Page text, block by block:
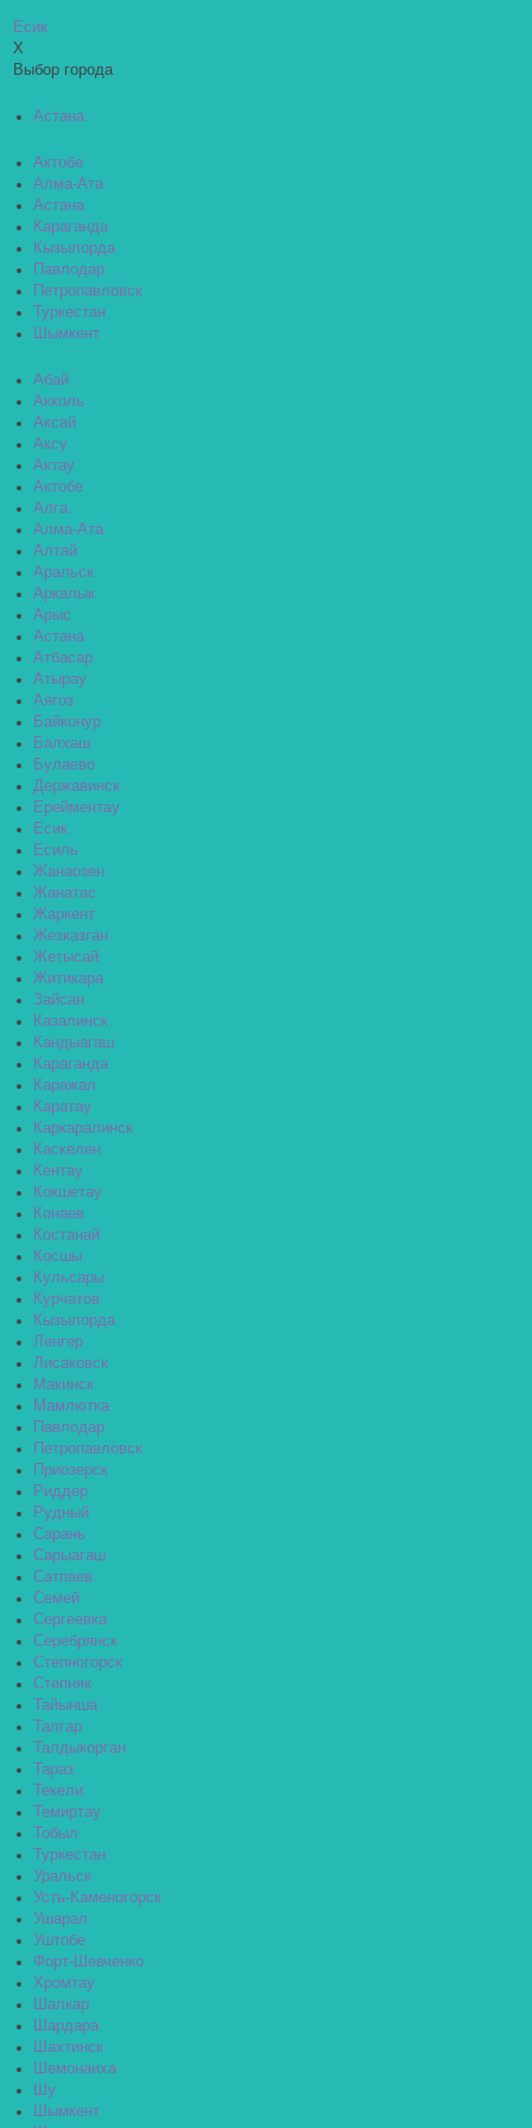
Есик
X
Выбор города
Астана
Актобе
Алма-Ата
Астана
Караганда
Кызылорда
Павлодар
Петропавловск
Туркестан
Шымкент
Абай
Акколь
Аксай
Аксу
Актау
Актобе
Алга
Алма-Ата
Алтай
Аральск
Аркалык
Арыс
Астана
Атбасар
Атырау
Аягоз
Байконур
Балхаш
Булаево
Державинск
Ерейментау
Есик
Есиль
Жанаозен
Жанатас
Жаркент
Жезказган
Жетысай
Житикара
Зайсан
Казалинск
Кандыагаш
Караганда
Каражал
Каратау
Каркаралинск
Каскелен
Кентау
Кокшетау
Конаев
Костанай
Косшы
Кульсары
Курчатов
Кызылорда
Ленгер
Лисаковск
Макинск
Мамлютка
Павлодар
Петропавловск
Приозерск
Риддер
Рудный
Сарань
Сарыагаш
Сатпаев
Семей
Сергеевка
Серебрянск
Степногорск
Степняк
Тайынша
Талгар
Талдыкорган
Тараз
Текели
Темиртау
Тобыл
Туркестан
Уральск
Усть-Каменогорск
Ушарал
Уштобе
Форт-Шевченко
Хромтау
Шалкар
Шардара
Шахтинск
Шемонаиха
Шу
Шымкент